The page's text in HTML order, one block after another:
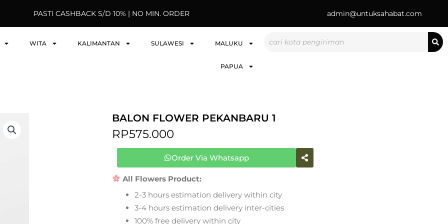
PASTI CASHBACK S/D 10% | NO MIN. ORDER admin@untuksahabat.com
WITA KALIMANTAN SULAWESI MALUKU
PAPUA
BALON FLOWER PEKANBARU 1
RP575.000
Order Via Whatsapp
All Flowers Product:
2-3 hours estimation delivery within city
3-4 hours estimation delivery inter-cities
100% free delivery within city